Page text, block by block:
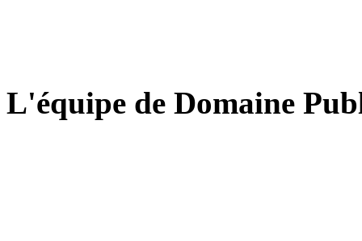
L'équipe de Domaine